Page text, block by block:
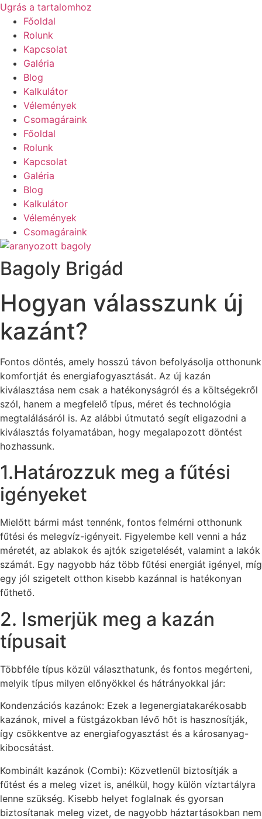
Ugrás a tartalomhoz
Főoldal
Rolunk
Kapcsolat
Galéria
Blog
Kalkulátor
Vélemények
Csomagáraink
Főoldal
Rolunk
Kapcsolat
Galéria
Blog
Kalkulátor
Vélemények
Csomagáraink
Bagoly Brigád
Hogyan válasszunk új
kazánt?
Fontos döntés, amely hosszú távon befolyásolja otthonunk
komfortját és energiafogyasztását. Az új kazán
kiválasztása nem csak a hatékonyságról és a költségekről
szól, hanem a megfelelő típus, méret és technológia
megtalálásáról is. Az alábbi útmutató segít eligazodni a
kiválasztás folyamatában, hogy megalapozott döntést
hozhassunk.
1.Határozzuk meg a fűtési
igényeket
Mielőtt bármi mást tennénk, fontos felmérni otthonunk
fűtési és melegvíz-igényeit. Figyelembe kell venni a ház
méretét, az ablakok és ajtók szigetelését, valamint a lakók
számát. Egy nagyobb ház több fűtési energiát igényel, míg
egy jól szigetelt otthon kisebb kazánnal is hatékonyan
fűthető.
2. Ismerjük meg a kazán
típusait
Többféle típus közül választhatunk, és fontos megérteni,
melyik típus milyen előnyökkel és hátrányokkal jár:
Kondenzációs kazánok: Ezek a legenergiatakarékosabb
kazánok, mivel a füstgázokban lévő hőt is hasznosítják,
így csökkentve az energiafogyasztást és a károsanyag-
kibocsátást.
Kombinált kazánok (Combi): Közvetlenül biztosítják a
fűtést és a meleg vizet is, anélkül, hogy külön víztartályra
lenne szükség. Kisebb helyet foglalnak és gyorsan
biztosítanak meleg vizet, de nagyobb háztartásokban nem